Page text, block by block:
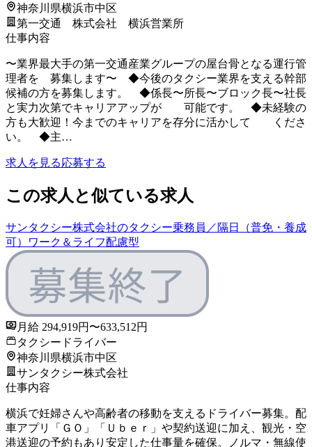
神奈川県横浜市中区
第一交通 株式会社 横浜営業所
仕事内容
〜業界最大手の第一交通産業グループの屋台骨となる運行管
理者を 募集します〜 ◆今後のタクシー業界を支える幹部
候補の方を募集します。 ◆係長〜所長〜ブロック長〜社長
と実力次第でキャリアアップが 可能です。 ◆未経験の
方も大歓迎！今までのキャリアを存分に活かして くださ
い。 ◆主…
求人を見る応募する
この求人と似ている求人
サンタクシー株式会社のタクシー乗務員／隔日（普免・養成
可）ワーク＆ライフ配慮型
月給 294,919円〜633,512円
タクシードライバー
神奈川県横浜市中区
サンタクシー株式会社
仕事内容
横浜で妊婦さんや高齢者の移動を支えるドライバー募集。配
車アプリ「ＧＯ」「Ｕｂｅｒ」や契約送迎に加え、観光・空
港送迎の予約もあり安定した仕事量を確保。ノルマ・無線使